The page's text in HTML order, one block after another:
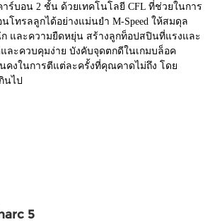
ร์บอน 2 ชั้น ด้วยเทคโนโลยี CFL ที่ช่วยในการ
โทรลลูกได้อย่างแม่นยำ M-Speed ให้สมดุล
และความยืดหยุ่น สร้างลูกท็อปสปินที่แรงและ
ละควบคุมง่าย บังคับจุดตกดีในเกมบล็อค
คงในการตีแต่ละครั้งที่คุณคาดไม่ถึง โดย
นไป
5